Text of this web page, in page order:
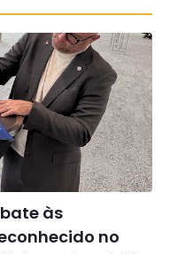
às
no